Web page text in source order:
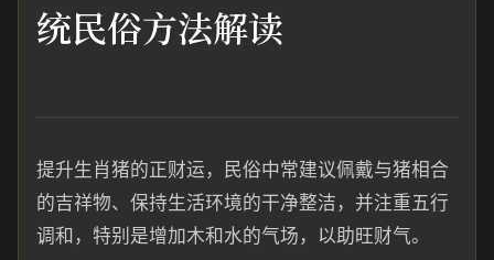
统民俗方法解读
提升生肖猪的正财运，民俗中常建议佩戴与猪相合
的吉祥物、保持生活环境的干净整洁，并注重五行
调和，特别是增加木和水的气场，以助旺财气。